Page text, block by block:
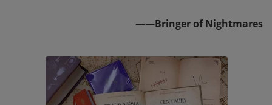
——Bringer of Nightmares